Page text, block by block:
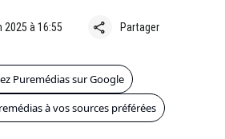
2025 à 16:55 share Partager
Puremédias sur Google
à vos sources préférées